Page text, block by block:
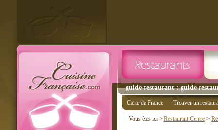
guide restaurant : guide
Carte de France Trouver un
Vous êtes ici > Restaurant Centre >